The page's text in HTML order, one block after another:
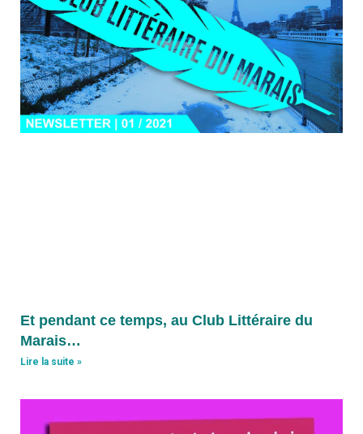
Et pendant ce temps, au Club Littéraire du
Marais…
Lire la suite »